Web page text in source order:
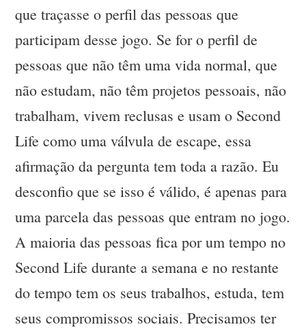
que traçasse o perfil das pessoas que
participam desse jogo. Se for o perfil de
pessoas que não têm uma vida normal, que
não estudam, não têm projetos pessoais, não
trabalham, vivem reclusas e usam o Second
Life como uma válvula de escape, essa
afirmação da pergunta tem toda a razão. Eu
desconfio que se isso é válido, é apenas para
uma parcela das pessoas que entram no jogo.
A maioria das pessoas fica por um tempo no
Second Life durante a semana e no restante
do tempo tem os seus trabalhos, estuda, tem
seus compromissos sociais. Precisamos ter